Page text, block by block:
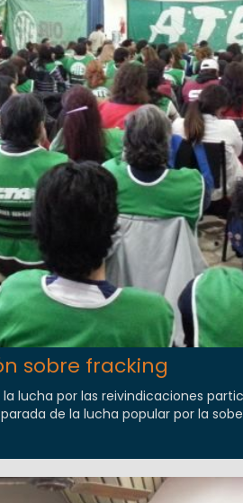
sobre fracking
lucha por las reivindicaciones
de la lucha popular por la